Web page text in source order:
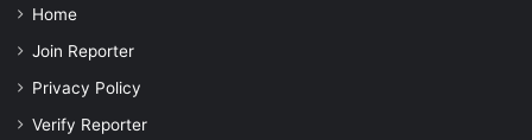
Home
Join Reporter
Privacy Policy
Verify Reporter